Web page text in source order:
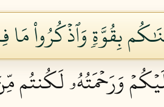
بِقُوَّةٖ وَٱذۡكُرُواْ مَا
وَرَحۡمَتُهُۥ لَكُنتُم